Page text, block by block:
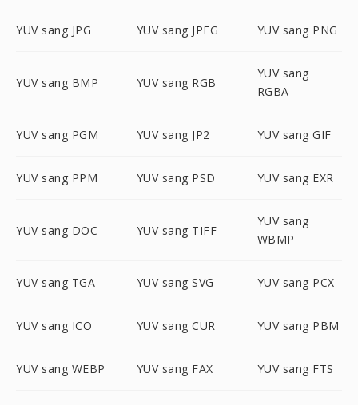
YUV sang JPG YUV sang JPEG YUV sang PNG
YUV sang BMP YUV sang RGB
YUV sang
RGBA
YUV sang PGM YUV sang JP2 YUV sang GIF
YUV sang PPM YUV sang PSD YUV sang EXR
YUV sang DOC YUV sang TIFF
YUV sang
WBMP
YUV sang TGA YUV sang SVG YUV sang PCX
YUV sang ICO YUV sang CUR YUV sang PBM
YUV sang WEBP YUV sang FAX YUV sang FTS